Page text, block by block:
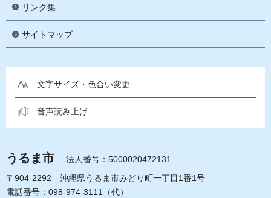
リンク集
サイトマップ
文字サイズ・色合い変更
音声読み上げ
うるま市
法人番号：5000020472131
〒904-2292 沖縄県うるま市みどり町一丁目1番1号
電話番号：098-974-3111（代）